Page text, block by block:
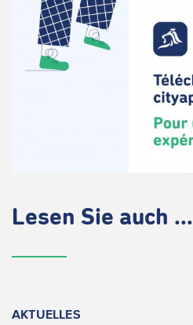
Lesen Sie auch ...
AKTUELLES